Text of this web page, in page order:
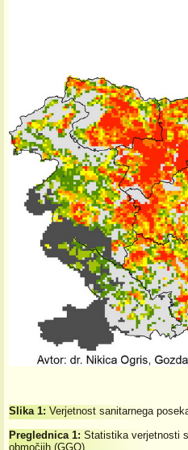
Slika 1: Verjetnost sanitarnega
Preglednica 1: Statistika verjetnosti
območjih (GGO)